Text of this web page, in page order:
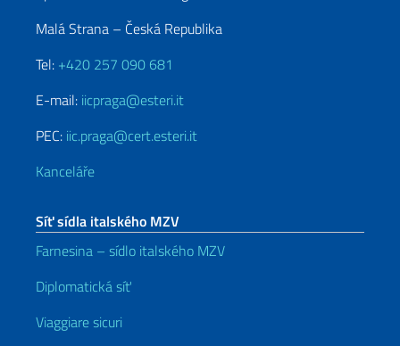
Malá Strana – Česká Republika
Tel: +420 257 090 681
E-mail: iicpraga@esteri.it
PEC: iic.praga@cert.esteri.it
Kanceláře
Síť sídla italského MZV
Farnesina – sídlo italského MZV
Diplomatická síť
Viaggiare sicuri